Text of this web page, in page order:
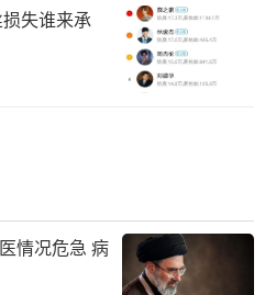
失谁来承
情况危急 病